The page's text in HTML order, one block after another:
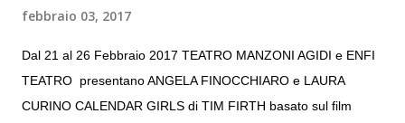
febbraio 03, 2017
Dal 21 al 26 Febbraio 2017 TEATRO MANZONI AGIDI e ENFI
TEATRO presentano ANGELA FINOCCHIARO e LAURA
CURINO CALENDAR GIRLS di TIM FIRTH basato sul film